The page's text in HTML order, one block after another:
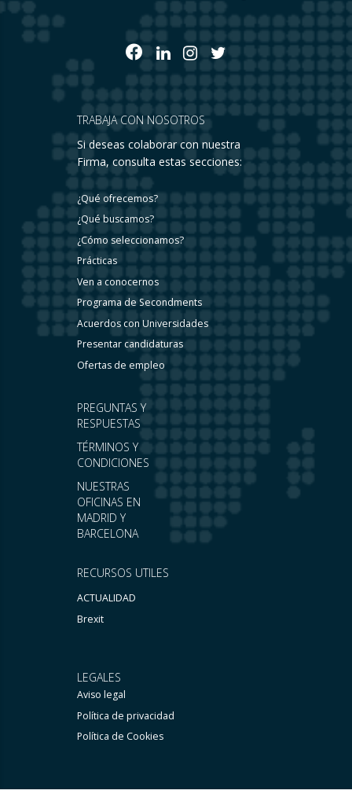
RECURSOS UTILES
ACTUALIDAD
Brexit
PREGUNTAS Y
RESPUESTAS
TÉRMINOS Y
CONDICIONES
NUESTRAS
OFICINAS EN
MADRID Y
BARCELONA
TRABAJA CON NOSOTROS
Si deseas colaborar con nuestra
Firma, consulta estas secciones:
¿Qué ofrecemos?
¿Qué buscamos?
¿Cómo seleccionamos?
Prácticas
Ven a conocernos
Programa de Secondments
Acuerdos con Universidades
Presentar candidaturas
Ofertas de empleo
LEGALES
Aviso legal
Política de privacidad
Política de Cookies